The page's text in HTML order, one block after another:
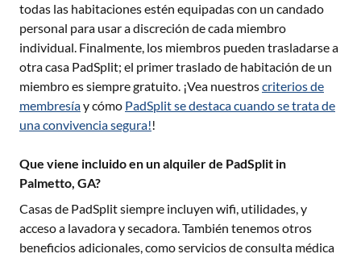
todas las habitaciones estén equipadas con un candado
personal para usar a discreción de cada miembro
individual. Finalmente, los miembros pueden trasladarse a
otra casa PadSplit; el primer traslado de habitación de un
miembro es siempre gratuito. ¡Vea nuestroscriterios de
membresíay cómo PadSplit se destaca cuando se trata de
una convivencia segura!!
Que viene incluido en un alquiler de PadSplit in
Palmetto, GA?
Casas de PadSplit siempre incluyen wifi, utilidades, y
acceso a lavadora y secadora. También tenemos otros
beneficios adicionales, como servicios de consulta médica